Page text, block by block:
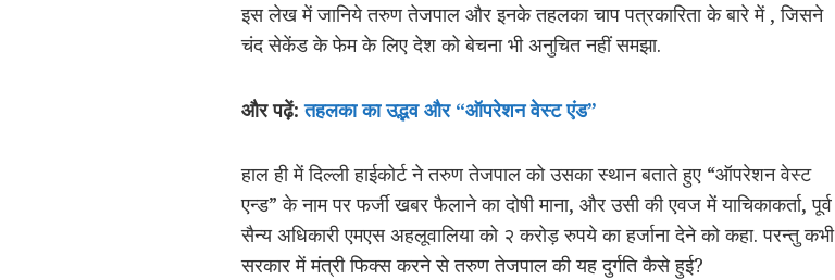
इस लेख में जानिये तरुण तेजपाल और इनके तहलका चाप पत्रकारिता के बारे में , जिसने
चंद सेकेंड के फेम के लिए देश को बेचना भी अनुचित नहीं समझा.
और पढ़ें:तहलका का उद्भव और “ऑपरेशन वेस्ट एंड”
हाल ही में दिल्ली हाईकोर्ट ने तरुण तेजपाल को उसका स्थान बताते हुए “ऑपरेशन वेस्ट
एन्ड” के नाम पर फर्जी खबर फैलाने का दोषी माना, और उसी की एवज में याचिकाकर्ता, पूर्व
सैन्य अधिकारी एमएस अहलूवालिया को २ करोड़ रुपये का हर्जाना देने को कहा. परन्तु कभी
सरकार में मंत्री फिक्स करने से तरुण तेजपाल की यह दुर्गति कैसे हुई?